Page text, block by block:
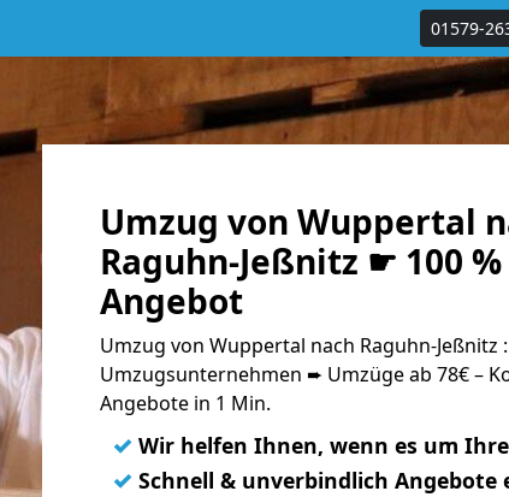
01579-
Umzug von Wuppertal
Raguhn-Jeßnitz ☛ 100
Angebot
Umzug von Wuppertal nach Raguhn-Jeßnitz
Umzugsunternehmen ➨ Umzüge ab 78€ –
Angebote in 1 Min.
✓ Wir helfen Ihnen, wenn es um
✓ Schnell & unverbindlich Angebote